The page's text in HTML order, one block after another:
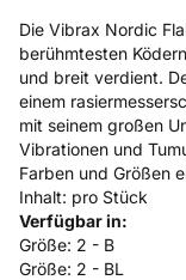
Die Vibrax Nordic
berühmtesten
und breit verdient.
einem
mit seinem großen
Vibrationen und
Farben und Größen
Inhalt: pro Stück
Verfügbar in:
Größe: 2 - B
Größe: 2 - BL